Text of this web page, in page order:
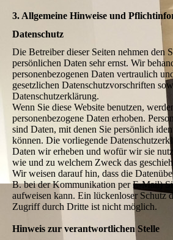
3. Allgemeine Hinweise und
Datenschutz
Die Betreiber dieser Seiten nehmen den
persönlichen Daten sehr ernst. Wir
personenbezogenen Daten vertraulich
gesetzlichen Datenschutzvorschriften
Datenschutzerklärung.
Wenn Sie diese Website benutzen,
personenbezogene Daten erhoben.
sind Daten, mit denen Sie persönlich
können. Die vorliegende
Daten wir erheben und wofür wir sie
wie und zu welchem Zweck das geschieht.
Wir weisen darauf hin, dass die
B. bei der Kommunikation per E-Mail)
aufweisen kann. Ein lückenloser Schutz
Zugriff durch Dritte ist nicht möglich.
Hinweis zur verantwortlichen Stelle